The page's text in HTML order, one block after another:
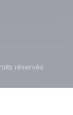
réservés